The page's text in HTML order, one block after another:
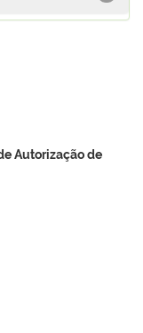
Autorização de